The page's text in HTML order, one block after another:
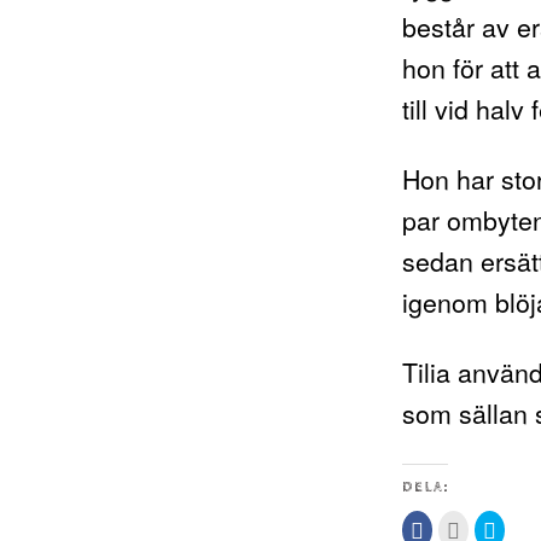
består av
hon för att
till vid halv
Hon har
par
sedan
igenom
Tilia
som sällan
DELA:
Klicka Klicka Klicka